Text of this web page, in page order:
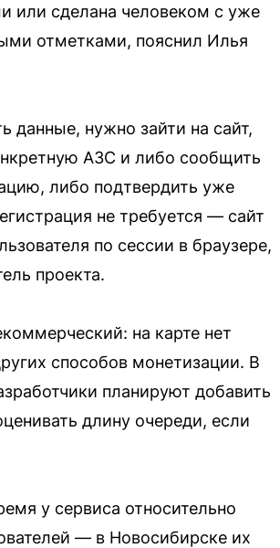
или сделана человеком с уже
отметками, пояснил Илья
данные, нужно зайти на сайт,
АЗС и либо сообщить
либо подтвердить уже
не требуется — сайт
по сессии в браузере,
проекта.
на карте нет
способов монетизации. В
планируют добавить
длину очереди, если
у сервиса относительно
— в Новосибирске их